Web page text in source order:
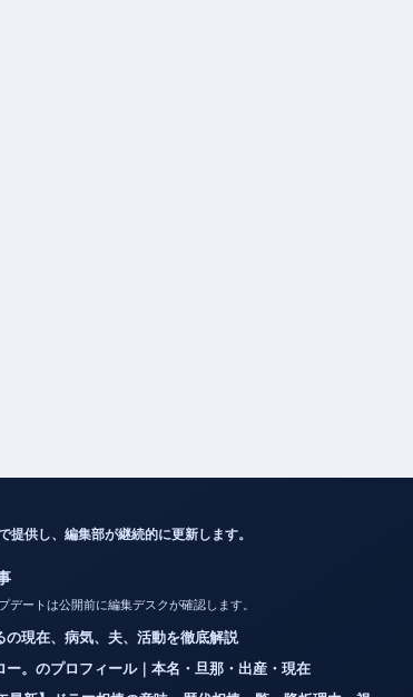
提供し、編集部が継続的に更新します。
デートは公開前に編集デスクが確認します。
の現在、病気、夫、活動を徹底解説